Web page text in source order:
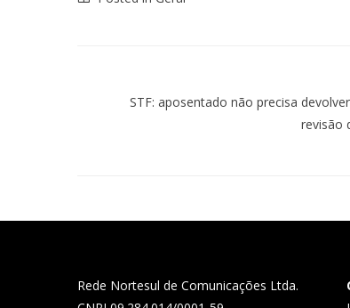
STF: aposentado não precisa
revisão
Rede Nortesul de Comunicações Ltda.